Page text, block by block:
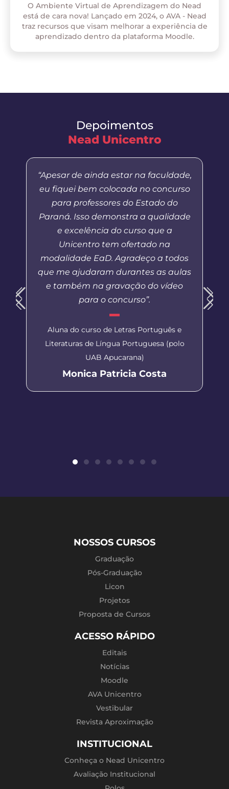
O Ambiente Virtual de Aprendizagem do Nead
está de cara nova! Lançado em 2024, o AVA - Nead
traz recursos que visam melhorar a experiência de
aprendizado dentro da plataforma Moodle.
Depoimentos
Nead Unicentro
“Apesar de ainda estar na faculdade,
eu fiquei bem colocada no concurso
para professores do Estado do
Paraná. Isso demonstra a qualidade
e excelência do curso que a
Unicentro tem ofertado na
modalidade EaD. Agradeço a todos
que me ajudaram durantes as aulas
e também na gravação do vídeo
para o concurso”.
Aluna do curso de Letras Português e
Literaturas de Língua Portuguesa (polo
UAB Apucarana)
Monica Patricia Costa
NOSSOS CURSOS
Graduação
Pós-Graduação
Licon
Projetos
Proposta de Cursos
ACESSO RÁPIDO
Editais
Notícias
Moodle
AVA Unicentro
Vestibular
Revista Aproximação
INSTITUCIONAL
Conheça o Nead Unicentro
Avaliação Institucional